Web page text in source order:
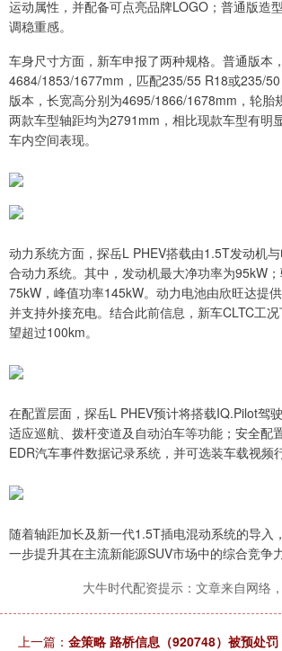
运动属性，并配备可点亮品牌LOGO；普通版造
调稳重感。
车身尺寸方面，新车申报了两种规格。普通版本
4684/1853/1677mm，匹配235/55 R18或235/
版本，长宽高分别为4695/1866/1678mm，轮胎
两款车型轴距均为2791mm，相比现款车型有明
车内空间表现。
动力系统方面，探岳L PHEV搭载由1.5T发动机
合动力系统。其中，发动机最大净功率为95kW
75kW，峰值功率145kW。动力电池由欣旺达提
并支持外接充电。结合此前信息，新车CLTC工
望超过100km。
在配置层面，探岳L PHEV预计将搭载IQ.Pilot驾
适应巡航、拨杆变道及自动泊车等功能；安全配
EDR汽车事件数据记录系统，并可选装车载视频
随着轴距加长及新一代1.5T插电混动系统的导入
一步提升其在主流新能源SUV市场中的综合竞争力
大牛时代配资提示：文章来自网络
上一篇： 金策略 路桥信息（920748）被预处